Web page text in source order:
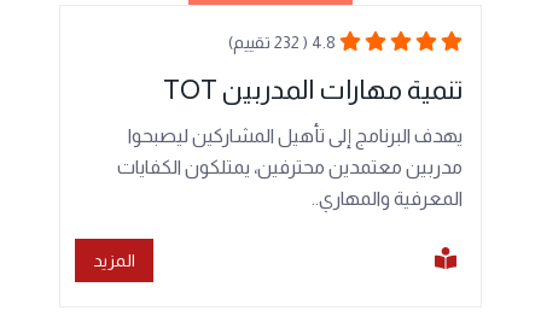
4.8 ( 232 تقييم)
تنمية مهارات المدربين TOT
يهدف البرنامج إلى تأهيل المشاركين ليصبحوا
مدربين معتمدين محترفين، يمتلكون الكفايات
المعرفية والمهاري..
المزيد